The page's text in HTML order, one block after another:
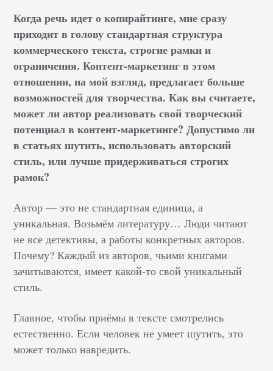
Когда речь идет о копирайтинге, мне сразу
приходит в голову стандартная структура
коммерческого текста, строгие рамки и
ограничения. Контент-маркетинг в этом
отношении, на мой взгляд, предлагает больше
возможностей для творчества. Как вы считаете,
может ли автор реализовать свой творческий
потенциал в контент-маркетинге? Допустимо ли
в статьях шутить, использовать авторский
стиль, или лучше придерживаться строгих
рамок?
Автор — это не стандартная единица, а
уникальная. Возьмём литературу… Люди читают
не все детективы, а работы конкретных авторов.
Почему? Каждый из авторов, чьими книгами
зачитываются, имеет какой-то свой уникальный
стиль.
Главное, чтобы приёмы в тексте смотрелись
естественно. Если человек не умеет шутить, это
может только навредить.